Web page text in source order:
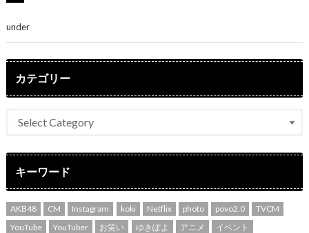
under
カテゴリー
キーワード
AKB48 CM Instagram koki Netflix photo povo2.0
TVCM
YouTube
YouTuber お笑い ゆきぽよ アニメ
イベント